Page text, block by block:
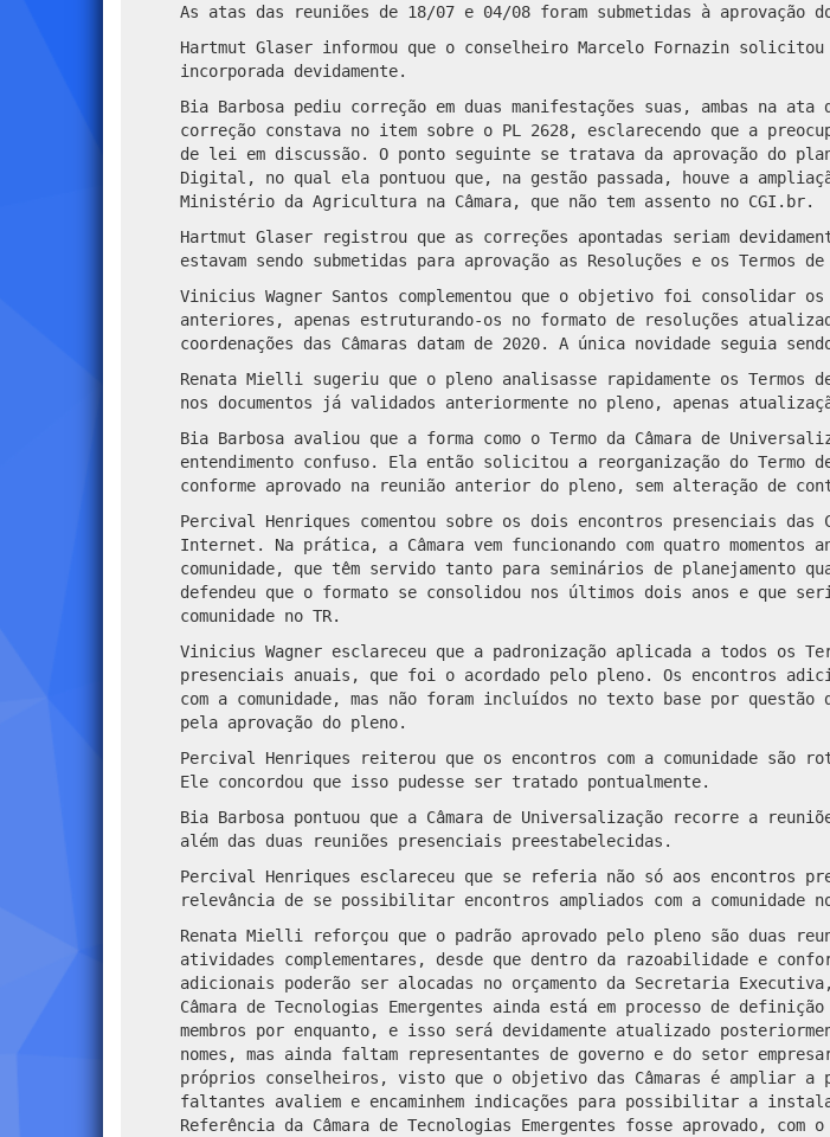
As atas das reuniões de 18/07 e 04/08 foram submetidas à aprovação
Hartmut Glaser informou que o conselheiro Marcelo Fornazin
incorporada devidamente.
Bia Barbosa pediu correção em duas manifestações suas, ambas na
correção constava no item sobre o PL 2628, esclarecendo que a
de lei em discussão. O ponto seguinte se tratava da aprovação do
Digital, no qual ela pontuou que, na gestão passada, houve a
Ministério da Agricultura na Câmara, que não tem assento no CGI.br.
Hartmut Glaser registrou que as correções apontadas seriam
estavam sendo submetidas para aprovação as Resoluções e os Termos
Vinicius Wagner Santos complementou que o objetivo foi consolidar
anteriores, apenas estruturando-os no formato de resoluções
coordenações das Câmaras datam de 2020. A única novidade seguia
Renata Mielli sugeriu que o pleno analisasse rapidamente os Termos
nos documentos já validados anteriormente no pleno, apenas
Bia Barbosa avaliou que a forma como o Termo da Câmara de
entendimento confuso. Ela então solicitou a reorganização do Termo
conforme aprovado na reunião anterior do pleno, sem alteração de
Percival Henriques comentou sobre os dois encontros presenciais das
Internet. Na prática, a Câmara vem funcionando com quatro
comunidade, que têm servido tanto para seminários de planejamento
defendeu que o formato se consolidou nos últimos dois anos e que
comunidade no TR.
Vinicius Wagner esclareceu que a padronização aplicada a todos os
presenciais anuais, que foi o acordado pelo pleno. Os encontros
com a comunidade, mas não foram incluídos no texto base por
pela aprovação do pleno.
Percival Henriques reiterou que os encontros com a comunidade são
Ele concordou que isso pudesse ser tratado pontualmente.
Bia Barbosa pontuou que a Câmara de Universalização recorre a
além das duas reuniões presenciais preestabelecidas.
Percival Henriques esclareceu que se referia não só aos encontros
relevância de se possibilitar encontros ampliados com a comunidade
Renata Mielli reforçou que o padrão aprovado pelo pleno são duas
atividades complementares, desde que dentro da razoabilidade e
adicionais poderão ser alocadas no orçamento da Secretaria
Câmara de Tecnologias Emergentes ainda está em processo de
membros por enquanto, e isso será devidamente atualizado
nomes, mas ainda faltam representantes de governo e do setor
próprios conselheiros, visto que o objetivo das Câmaras é ampliar
faltantes avaliem e encaminhem indicações para possibilitar a
Referência da Câmara de Tecnologias Emergentes fosse aprovado,